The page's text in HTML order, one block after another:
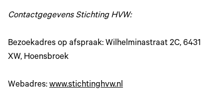
Contactgegevens Stichting HVW:
Bezoekadres op afspraak: Wilhelminastraat 2C, 6431
XW, Hoensbroek
Webadres: www.stichtinghvw.nl